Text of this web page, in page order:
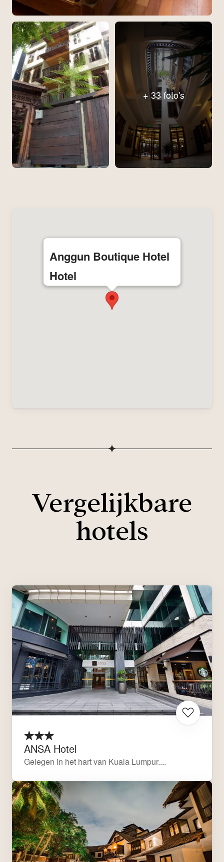
+ 33 foto's
Anggun Boutique Hotel
Hotel
Vergelijkbare
hotels
ANSA Hotel
Gelegen in het hart van Kuala Lumpur....